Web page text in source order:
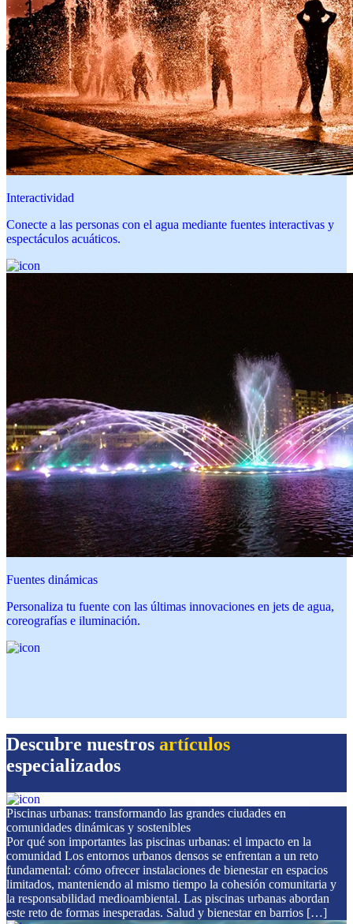
Interactividad
Conecte a las personas con el agua mediante fuentes interactivas y
espectáculos acuáticos.
Fuentes dinámicas
Personaliza tu fuente con las últimas innovaciones en jets de agua,
coreografías e iluminación.
Descubre nuestros artículos
especializados
Piscinas urbanas: transformando las grandes ciudades en
comunidades dinámicas y sostenibles
Por qué son importantes las piscinas urbanas: el impacto en la
comunidad Los entornos urbanos densos se enfrentan a un reto
fundamental: cómo ofrecer instalaciones de bienestar en espacios
limitados, manteniendo al mismo tiempo la cohesión comunitaria y
la responsabilidad medioambiental. Las piscinas urbanas abordan
este reto de formas inesperadas. Salud y bienestar en barrios […]